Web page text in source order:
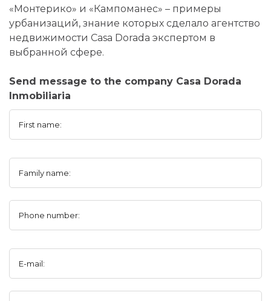
«Монтерико» и «Кампоманес» – примеры
урбанизаций, знание которых сделало агентство
недвижимости Casa Dorada экспертом в
выбранной сфере.
Send message to the company Casa Dorada
Inmobiliaria
First name:
Family name:
Phone number:
E-mail: